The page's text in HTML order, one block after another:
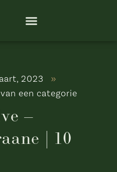
2023
een categorie
–
| 10